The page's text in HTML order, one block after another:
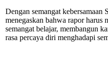
Dengan semangat
menegaskan bahwa rapor
semangat belajar, membangun
rasa percaya diri menghadapi